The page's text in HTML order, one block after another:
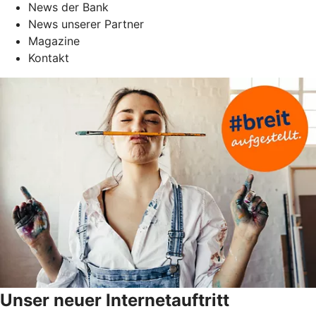
News der Bank
News unserer Partner
Magazine
Kontakt
Unser neuer Internetauftritt